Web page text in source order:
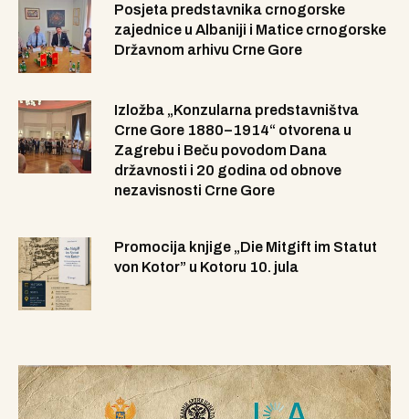
Posjeta predstavnika crnogorske
zajednice u Albaniji i Matice crnogorske
Državnom arhivu Crne Gore
Izložba „Konzularna predstavništva
Crne Gore 1880–1914“ otvorena u
Zagrebu i Beču povodom Dana
državnosti i 20 godina od obnove
nezavisnosti Crne Gore
Promocija knjige „Die Mitgift im Statut
von Kotor” u Kotoru 10. jula